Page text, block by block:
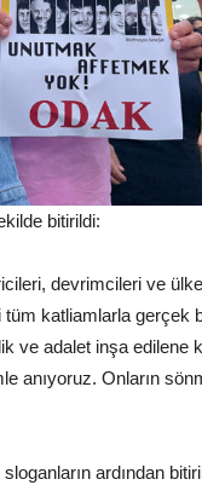
bitirildi:
devrimcileri ve
tüm katliamlarla gerçek
ve adalet inşa edilene
anıyoruz. Onların
ardından